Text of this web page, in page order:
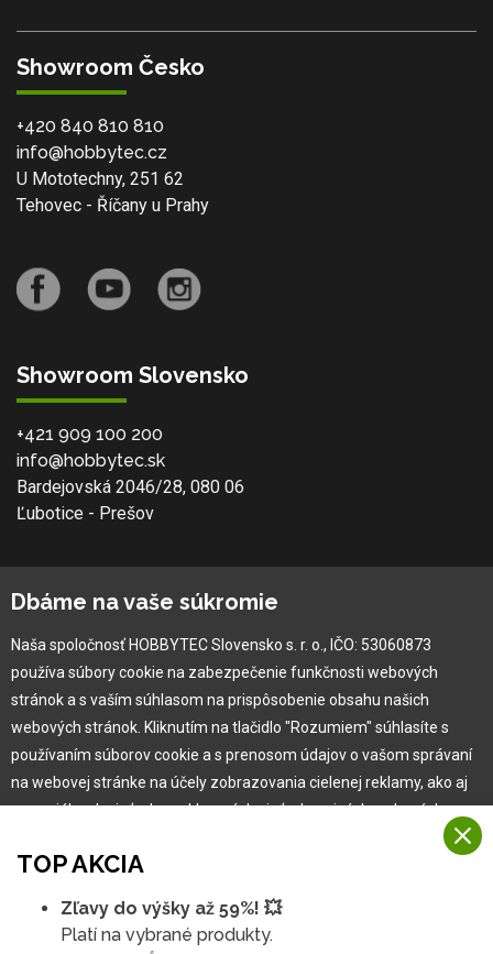
Showroom Česko
+420 840 810 810
info@hobbytec.cz
U Mototechny, 251 62
Tehovec - Říčany u Prahy
Showroom Slovensko
+421 909 100 200
info@hobbytec.sk
Bardejovská 2046/28, 080 06
Ľubotice - Prešov
Ochranná známka
Vlastná výroba
Náš Hobbytec tím
Kontaktné údaje
Naša história
Kariéra
Garancia najlepšej ceny
Užívateľský manuál
TOP AKCIA
Zľavy do výšky až 59%! 💥
Platí na vybrané produkty.
Dbáme na vaše súkromie
Naša spoločnosť HOBBYTEC Slovensko s. r. o., IČO: 53060873
používa súbory cookie na zabezpečenie funkčnosti webových
stránok a s vaším súhlasom na prispôsobenie obsahu našich
webových stránok. Kliknutím na tlačidlo "Rozumiem" súhlasíte s
používaním súborov cookie a s prenosom údajov o vašom správaní
na webovej stránke na účely zobrazovania cielenej reklamy, ako aj
na sociálnych sieťach a reklamných sieťach na iných webových
Viac informácií
Na našich webových stránkach používame niekoľko kategórií
Rozumiem